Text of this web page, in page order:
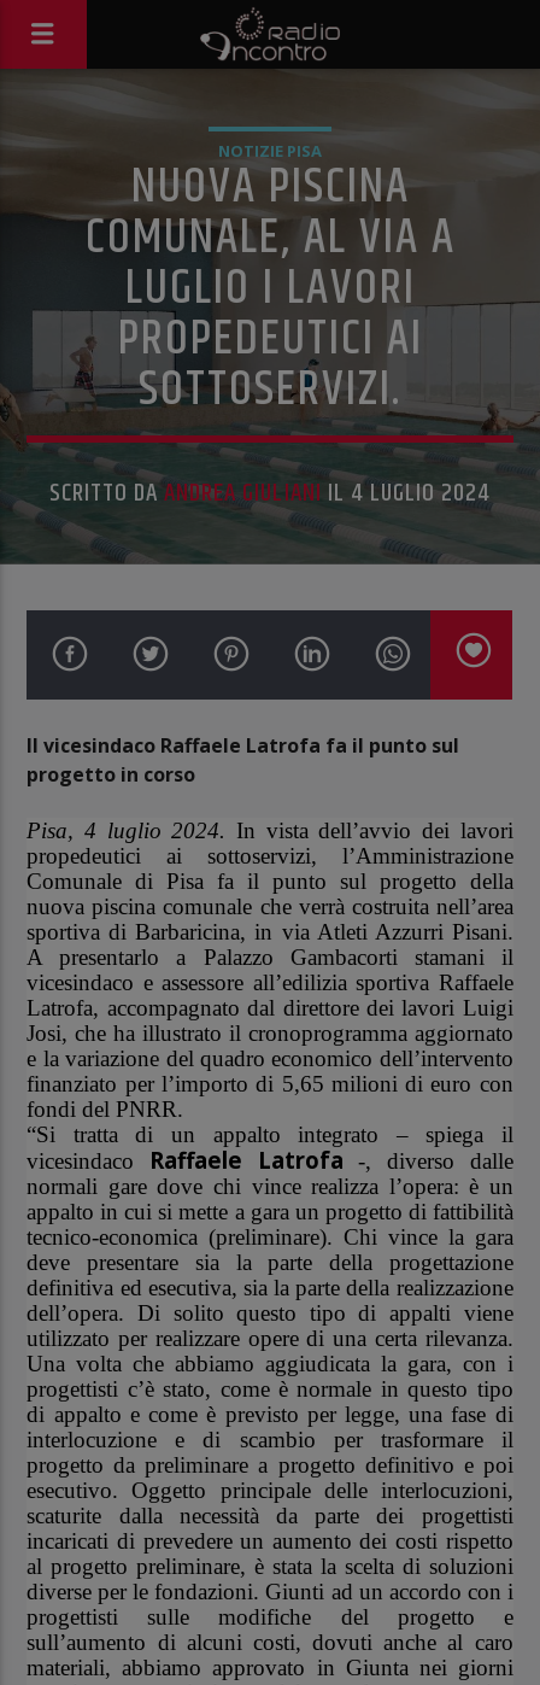
NOTIZIE PISA
NUOVA PISCINA
COMUNALE, AL VIA A
LUGLIO I LAVORI
PROPEDEUTICI AI
SOTTOSERVIZI.
SCRITTO DAANDREA GIULIANI IL 4 LUGLIO 2024
Il vicesindaco Raffaele Latrofa fa il punto sul
progetto in corso
Pisa, 4 luglio 2024. In vista dell’avvio dei lavori
propedeutici ai sottoservizi, l’Amministrazione
Comunale di Pisa fa il punto sul progetto della
nuova piscina comunale che verrà costruita nell’area
sportiva di Barbaricina, in via Atleti Azzurri Pisani.
A presentarlo a Palazzo Gambacorti stamani il
vicesindaco e assessore all’edilizia sportiva Raffaele
Latrofa, accompagnato dal direttore dei lavori Luigi
Josi, che ha illustrato il cronoprogramma aggiornato
e la variazione del quadro economico dell’intervento
finanziato per l’importo di 5,65 milioni di euro con
fondi del PNRR.
“Si tratta di un appalto integrato – spiega il
vicesindaco Raffaele Latrofa -, diverso dalle
normali gare dove chi vince realizza l’opera: è un
appalto in cui si mette a gara un progetto di fattibilità
tecnico-economica (preliminare). Chi vince la gara
deve presentare sia la parte della progettazione
definitiva ed esecutiva, sia la parte della realizzazione
dell’opera. Di solito questo tipo di appalti viene
utilizzato per realizzare opere di una certa rilevanza.
Una volta che abbiamo aggiudicata la gara, con i
progettisti c’è stato, come è normale in questo tipo
di appalto e come è previsto per legge, una fase di
interlocuzione e di scambio per trasformare il
progetto da preliminare a progetto definitivo e poi
esecutivo. Oggetto principale delle interlocuzioni,
scaturite dalla necessità da parte dei progettisti
incaricati di prevedere un aumento dei costi rispetto
al progetto preliminare, è stata la scelta di soluzioni
diverse per le fondazioni. Giunti ad un accordo con i
progettisti sulle modifiche del progetto e
sull’aumento di alcuni costi, dovuti anche al caro
materiali, abbiamo approvato in Giunta nei giorni